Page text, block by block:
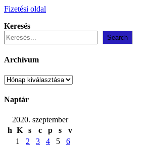
Fizetési oldal
Keresés
Search
Archívum
Archívum
Naptár
2020. szeptember
h K s c p s
v
1
2 3 4 5
6